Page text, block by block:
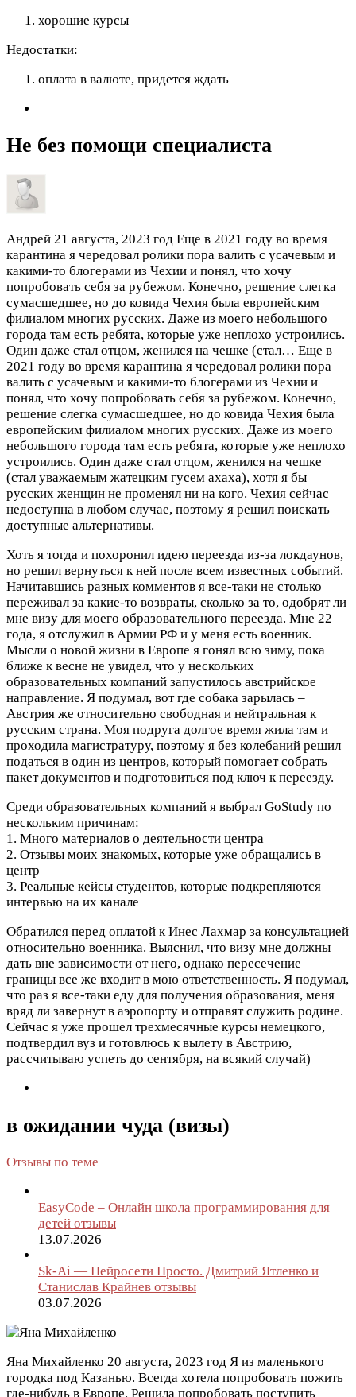
хорошие курсы
Недостатки:
оплата в валюте, придется ждать
Не без помощи специалиста
Андрей 21 августа, 2023 год Еще в 2021 году во время
карантина я чередовал ролики пора валить с усачевым и
какими-то блогерами из Чехии и понял, что хочу
попробовать себя за рубежом. Конечно, решение слегка
сумасшедшее, но до ковида Чехия была европейским
филиалом многих русских. Даже из моего небольшого
города там есть ребята, которые уже неплохо устроились.
Один даже стал отцом, женился на чешке (стал… Еще в
2021 году во время карантина я чередовал ролики пора
валить с усачевым и какими-то блогерами из Чехии и
понял, что хочу попробовать себя за рубежом. Конечно,
решение слегка сумасшедшее, но до ковида Чехия была
европейским филиалом многих русских. Даже из моего
небольшого города там есть ребята, которые уже неплохо
устроились. Один даже стал отцом, женился на чешке
(стал уважаемым жатецким гусем ахаха), хотя я бы
русских женщин не променял ни на кого. Чехия сейчас
недоступна в любом случае, поэтому я решил поискать
доступные альтернативы.
Хоть я тогда и похоронил идею переезда из-за локдаунов,
но решил вернуться к ней после всем известных событий.
Начитавшись разных комментов я все-таки не столько
переживал за какие-то возвраты, сколько за то, одобрят ли
мне визу для моего образовательного переезда. Мне 22
года, я отслужил в Армии РФ и у меня есть военник.
Мысли о новой жизни в Европе я гонял всю зиму, пока
ближе к весне не увидел, что у нескольких
образовательных компаний запустилось австрийское
направление. Я подумал, вот где собака зарылась –
Австрия же относительно свободная и нейтральная к
русским страна. Моя подруга долгое время жила там и
проходила магистратуру, поэтому я без колебаний решил
податься в один из центров, который помогает собрать
пакет документов и подготовиться под ключ к переезду.
Среди образовательных компаний я выбрал GoStudy по
нескольким причинам:
1. Много материалов о деятельности центра
2. Отзывы моих знакомых, которые уже обращались в
центр
3. Реальные кейсы студентов, которые подкрепляются
интервью на их канале
Обратился перед оплатой к Инес Лахмар за консультацией
относительно военника. Выяснил, что визу мне должны
дать вне зависимости от него, однако пересечение
границы все же входит в мою ответственность. Я подумал,
что раз я все-таки еду для получения образования, меня
вряд ли завернут в аэропорту и отправят служить родине.
Сейчас я уже прошел трехмесячные курсы немецкого,
подтвердил вуз и готовлюсь к вылету в Австрию,
рассчитываю успеть до сентября, на всякий случай)
в ожидании чуда (визы)
Отзывы по теме
EasyCode – Онлайн школа программирования для
детей отзывы
13.07.2026
Sk-Ai — Нейросети Просто. Дмитрий Ятленко и
Станислав Крайнев отзывы
03.07.2026
Яна Михайленко 20 августа, 2023 год Я из маленького
городка под Казанью. Всегда хотела попробовать пожить
где-нибудь в Европе. Решила попробовать поступить